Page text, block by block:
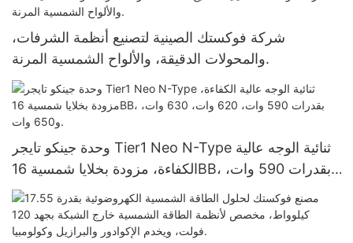
شركة فوكستك الصينية لتصنيع أنظمة الشرفات،
والمحولات الدقيقة، والألواح الشمسية المرنة.
وحدة جينكو تايجر Tier1 Neo N-Type ثنائية الوجه عالية
الكفاءة، مزودة بخلايا شمسية 16BB، بقدرات 590 وات،
620 وات، 630 وات، و650 وات.